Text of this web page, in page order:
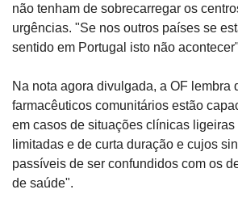
não tenham de sobrecarregar os
urgências. "Se nos outros países se
sentido em Portugal isto não
Na nota agora divulgada, a OF lembra
farmacêuticos comunitários estão
em casos de situações clínicas ligeiras
limitadas e de curta duração e cujos
passíveis de ser confundidos com os
de saúde".